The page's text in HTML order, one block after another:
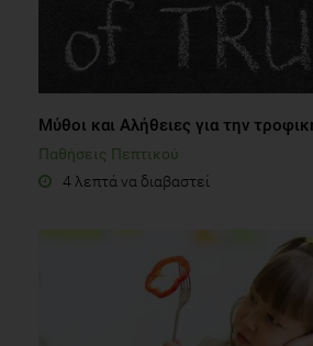
Μύθοι και Αλήθειες για την
Παθήσεις Πεπτικού
4 λεπτά να διαβαστεί